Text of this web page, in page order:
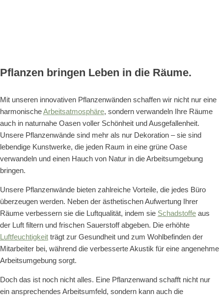
Pflanzen bringen Leben in die Räume.
Mit unseren innovativen Pflanzenwänden schaffen wir nicht nur eine
harmonischeArbeitsatmosphäre, sondern verwandeln Ihre Räume
auch in naturnahe Oasen voller Schönheit und Ausgefallenheit.
Unsere Pflanzenwände sind mehr als nur Dekoration – sie sind
lebendige Kunstwerke, die jeden Raum in eine grüne Oase
verwandeln und einen Hauch von Natur in die Arbeitsumgebung
bringen.
Unsere Pflanzenwände bieten zahlreiche Vorteile, die jedes Büro
überzeugen werden. Neben der ästhetischen Aufwertung Ihrer
Räume verbessern sie die Luftqualität, indem sie Schadstoffe aus
der Luft filtern und frischen Sauerstoff abgeben. Die erhöhte
Luftfeuchtigkeit trägt zur Gesundheit und zum Wohlbefinden der
Mitarbeiter bei, während die verbesserte Akustik für eine angenehme
Arbeitsumgebung sorgt.
Doch das ist noch nicht alles. Eine Pflanzenwand schafft nicht nur
ein ansprechendes Arbeitsumfeld, sondern kann auch die